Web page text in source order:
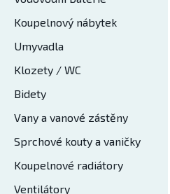
Koupelnový nábytek
Umyvadla
Klozety / WC
Bidety
Vany a vanové zástěny
Sprchové kouty a vaničky
Koupelnové radiátory
Ventilátory